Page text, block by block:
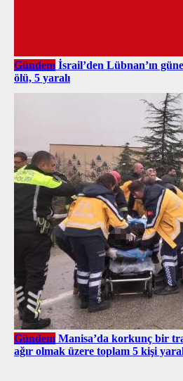
Gündem İsrail’den Lübnan’ın
ölü, 5 yaralı
Gündem Manisa’da korkunç bir
ağır olmak üzere toplam 5 kişi